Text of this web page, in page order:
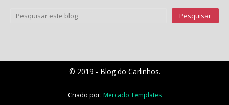
© 2019 - Blog do Carlinhos.
Criado por: Mercado Templates